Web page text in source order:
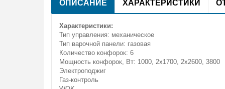
Характеристики:
Тип управления: механическое
Тип варочной панели: газовая
Количество конфорок: 6
Мощность конфорок, Вт: 1000, 2х1700, 2х2600, 3800
Электроподжиг
Газ-контроль